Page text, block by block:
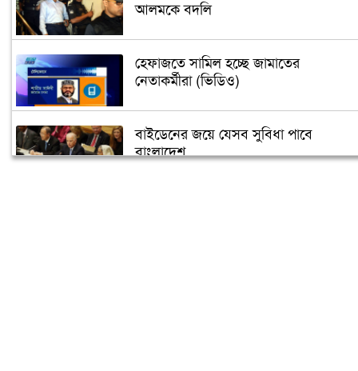
আলমকে বদলি
হেফাজতে সামিল হচ্ছে জামাতের
নেতাকর্মীরা (ভিডিও)
বাইডেনের জয়ে যেসব সুবিধা পাবে
বাংলাদেশ